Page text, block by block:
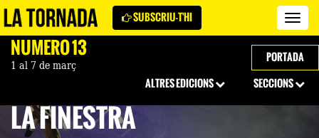
La
SUBSCRIU-T'HI
NÚMERO 13
1 al 7 de març
PORTADA
SECCIONS
ALTRES EDICIONS
LA FINESTRA